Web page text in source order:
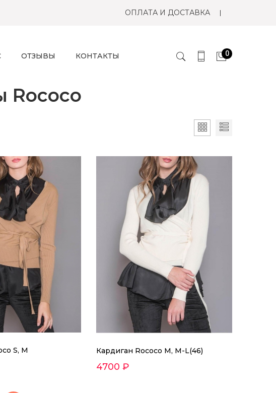
ОПЛАТА И ДОСТАВКА
ОТЗЫВЫ КОНТАКТЫ 0
Rococo
S, M Кардиган Rococo M, M-L(46)
4700 ₽